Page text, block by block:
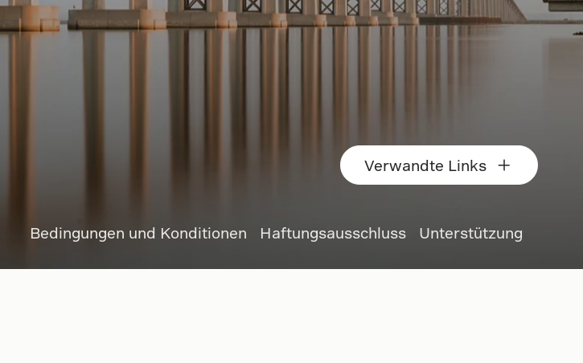
Bedingungen und Konditionen Haftungsausschluss Unterstützung
Verwandte Links